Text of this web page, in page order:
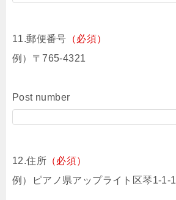
11.郵便番号 （必須）
例）〒765-4321
Post number
12.住所 （必須）
例）ピアノ県アップライト区琴1-1-1